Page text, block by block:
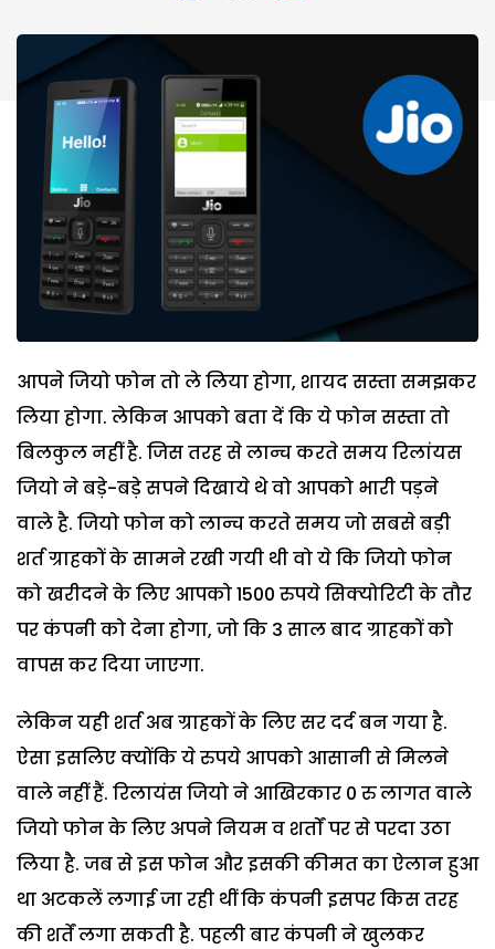
आपने जियो फोन तो ले लिया होगा, शायद सस्ता समझकर
लिया होगा. लेकिन आपको बता दें कि ये फोन सस्ता तो
बिलकुल नहीं है. जिस तरह से लान्च करते समय रिलांयस
जियो ने बड़े-बड़े सपने दिखाये थे वो आपको भारी पड़ने
वाले है. जियो फोन को लान्च करते समय जो सबसे बड़ी
शर्त ग्राहकों के सामने रखी गयी थी वो ये कि जियो फोन
को खरीदने के लिए आपको 1500 रुपये सिक्योरिटी के तौर
पर कंपनी को देना होगा, जो कि 3 साल बाद ग्राहकों को
वापस कर दिया जाएगा.
लेकिन यही शर्त अब ग्राहकों के लिए सर दर्द बन गया है.
ऐसा इसलिए क्योंकि ये रुपये आपको आसानी से मिलने
वाले नहीं हैं. रिलायंस जियो ने आखिरकार 0 रु लागत वाले
जियो फोन के लिए अपने नियम व शर्तों पर से परदा उठा
लिया है. जब से इस फोन और इसकी कीमत का ऐलान हुआ
था अटकलें लगाई जा रही थीं कि कंपनी इसपर किस तरह
की शर्तें लगा सकती है. पहली बार कंपनी ने खुलकर